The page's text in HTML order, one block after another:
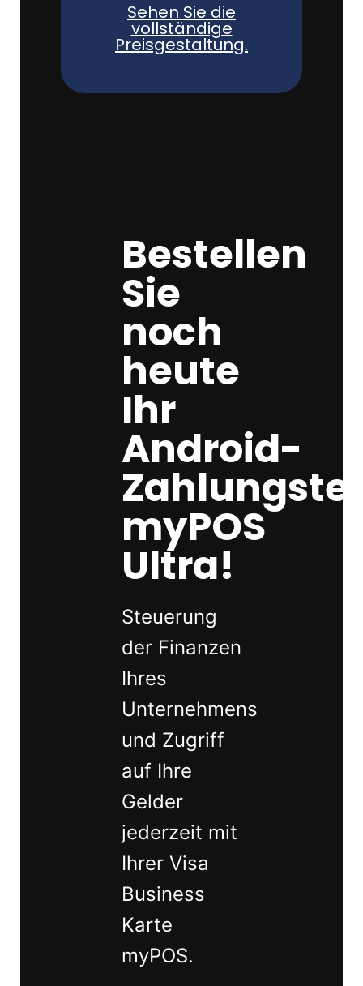
Sehen Sie die
vollständige
Preisgestaltung.
Bestellen
Sie
noch
heute
Ihr
Android-
myPOS
Ultra!
Steuerung
der Finanzen
Ihres
Unternehmens
und Zugriff
auf Ihre
Gelder
jederzeit mit
Ihrer Visa
Business
Karte
myPOS.